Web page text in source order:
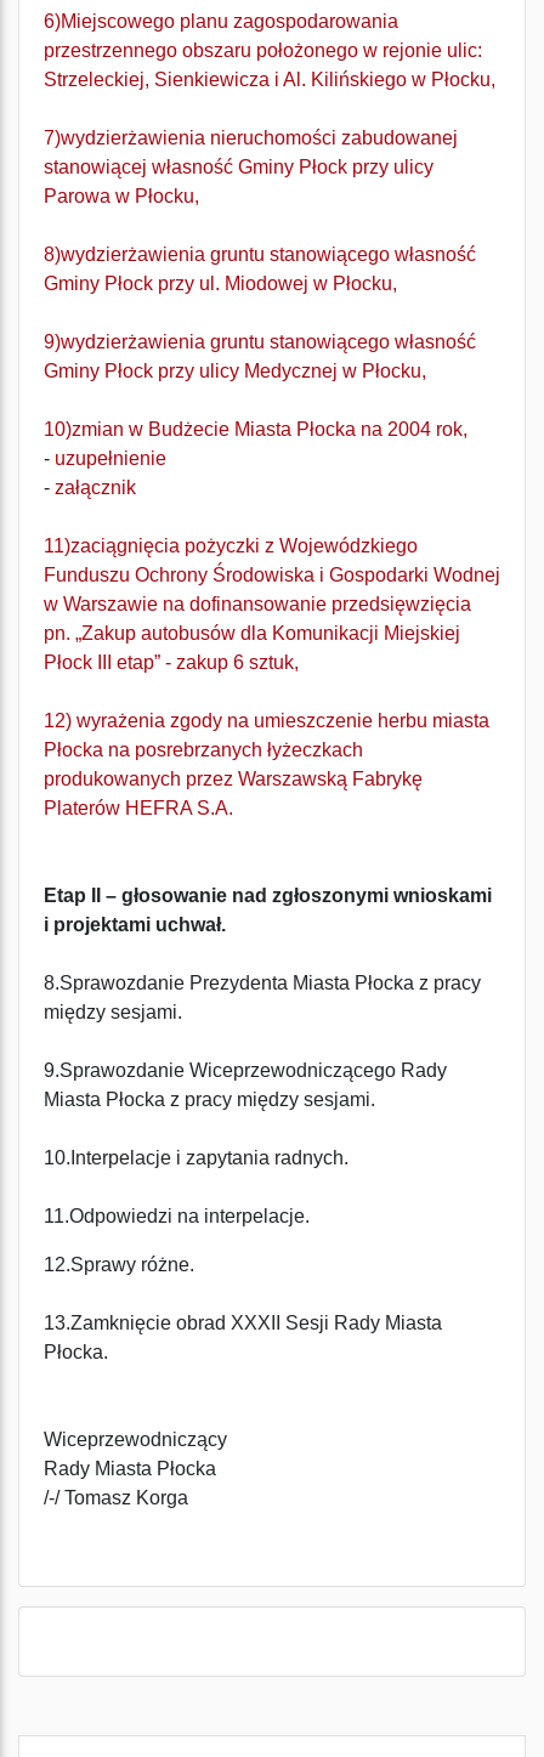
6)Miejscowego planu zagospodarowania
przestrzennego obszaru położonego w rejonie ulic:
Strzeleckiej, Sienkiewicza i Al. Kilińskiego w Płocku,
7)wydzierżawienia nieruchomości zabudowanej
stanowiącej własność Gminy Płock przy ulicy
Parowa w Płocku,
8)wydzierżawienia gruntu stanowiącego własność
Gminy Płock przy ul. Miodowej w Płocku,
9)wydzierżawienia gruntu stanowiącego własność
Gminy Płock przy ulicy Medycznej w Płocku,
10)zmian w Budżecie Miasta Płocka na 2004 rok,
- uzupełnienie
- załącznik
11)zaciągnięcia pożyczki z Wojewódzkiego
Funduszu Ochrony Środowiska i Gospodarki Wodnej
w Warszawie na dofinansowanie przedsięwzięcia
pn. „Zakup autobusów dla Komunikacji Miejskiej
Płock III etap” - zakup 6 sztuk,
12) wyrażenia zgody na umieszczenie herbu miasta
Płocka na posrebrzanych łyżeczkach
produkowanych przez Warszawską Fabrykę
Platerów HEFRA S.A.
Etap II – głosowanie nad zgłoszonymi wnioskami
i projektami uchwał.
8.Sprawozdanie Prezydenta Miasta Płocka z pracy
między sesjami.
9.Sprawozdanie Wiceprzewodniczącego Rady
Miasta Płocka z pracy między sesjami.
10.Interpelacje i zapytania radnych.
11.Odpowiedzi na interpelacje.
12.Sprawy różne.
13.Zamknięcie obrad XXXII Sesji Rady Miasta
Płocka.
Wiceprzewodniczący
Rady Miasta Płocka
/-/ Tomasz Korga